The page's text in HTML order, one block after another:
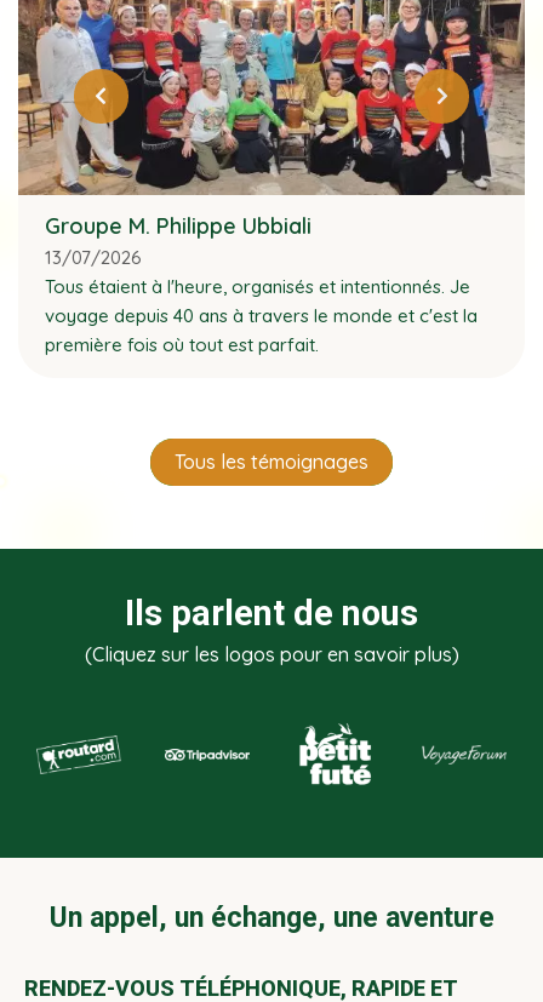
Groupe M. Philippe Ubbiali
13/07/2026
Tous étaient à l'heure, organisés et intentionnés. Je
voyage depuis 40 ans à travers le monde et c'est la
première fois où tout est parfait.
Tous les témoignages
Ils parlent de nous
(Cliquez sur les logos pour en savoir plus)
Un appel, un échange, une aventure
RENDEZ-VOUS TÉLÉPHONIQUE, RAPIDE ET